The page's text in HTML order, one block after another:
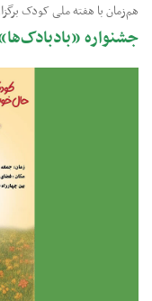
هم‌زمان با هفته ملی کودک
جشنواره